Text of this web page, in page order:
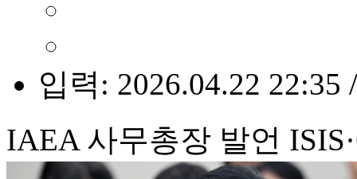
입력: 2026.04.22 22:35
IAEA 사무총장 발언